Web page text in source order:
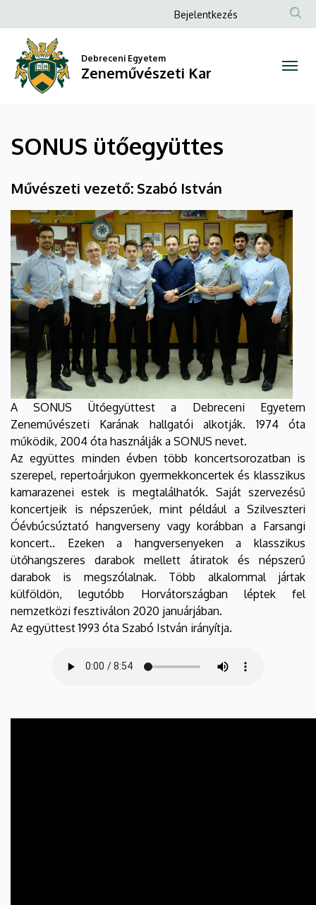
ütőegyüttes
Zeneművészeti
a
tartalomra
Anonim
menüje
Bejelentkezés
Debreceni Egyetem
Zeneművészeti Kar
SONUS ütőegyüttes
Művészeti vezető: Szabó István
A SONUS Ütőegyüttest a Debreceni Egyetem
Zeneművészeti Karának hallgatói alkotják. 1974 óta
működik, 2004 óta használják a SONUS nevet.
Az együttes minden évben több koncertsorozatban is
szerepel, repertoárjukon gyermekkoncertek és klasszikus
kamarazenei estek is megtalálhatók. Saját szervezésű
koncertjeik is népszerűek, mint például a Szilveszteri
Óévbúcsúztató hangverseny vagy korábban a Farsangi
koncert.. Ezeken a hangversenyeken a klasszikus
ütőhangszeres darabok mellett átiratok és népszerű
darabok is megszólalnak. Több alkalommal jártak
külföldön, legutóbb Horvátországban léptek fel
nemzetközi fesztiválon 2020 januárjában.
Az együttest 1993 óta Szabó István irányítja.